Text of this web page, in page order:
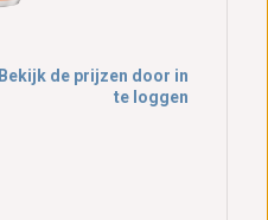
Bekijk de prijzen door in
te loggen